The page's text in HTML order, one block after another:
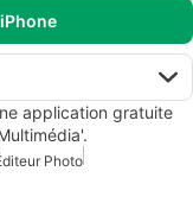
application gratuite
Photo